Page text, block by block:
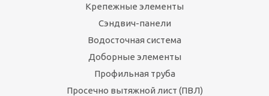
Крепежные элементы
Сэндвич-панели
Водосточная система
Доборные элементы
Профильная труба
Просечно вытяжной лист (ПВЛ)